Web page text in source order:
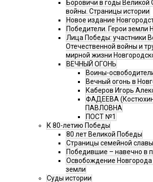
Боровичи в годы Великой
войны. Страницы истории
Новое издание
Победители. Герои земли
Лица Победы: участники
Отечественной войны и
мирной жизни
ВЕЧНЫЙ ОГОНЬ
Воины-
Вечный огонь в
Каберов Игорь
ФАДЕЕВА
ПАВЛОВНА
ПОСТ №1
К 80-летию Победы
80 лет Великой Победы
Страницы семейной славы
Победившие – навечно в
Освобождение Новгорода
земли
Суды истории